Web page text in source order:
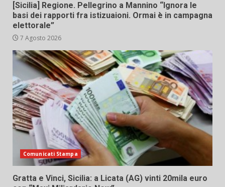
[Sicilia] Regione. Pellegrino a Mannino “Ignora le
basi dei rapporti fra istizuaioni. Ormai è in campagna
elettorale”
7 Agosto 2026
Comunicati Stampa
Gratta e Vinci, Sicilia: a Licata (AG) vinti 20mila euro